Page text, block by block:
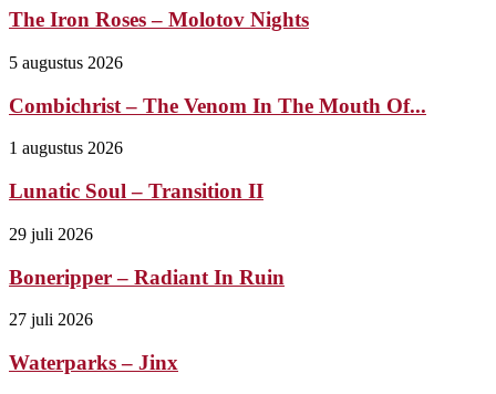
The Iron Roses – Molotov Nights
5 augustus 2026
Combichrist – The Venom In The Mouth Of...
1 augustus 2026
Lunatic Soul – Transition II
29 juli 2026
Boneripper – Radiant In Ruin
27 juli 2026
Waterparks – Jinx